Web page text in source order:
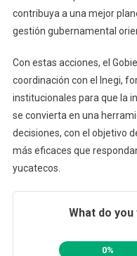
contribuya a una mejor
gestión gubernamental
Con estas acciones, el
coordinación con el Inegi,
institucionales para que la
se convierta en una
decisiones, con el objetivo
más eficaces que
yucatecos.
What do
0%